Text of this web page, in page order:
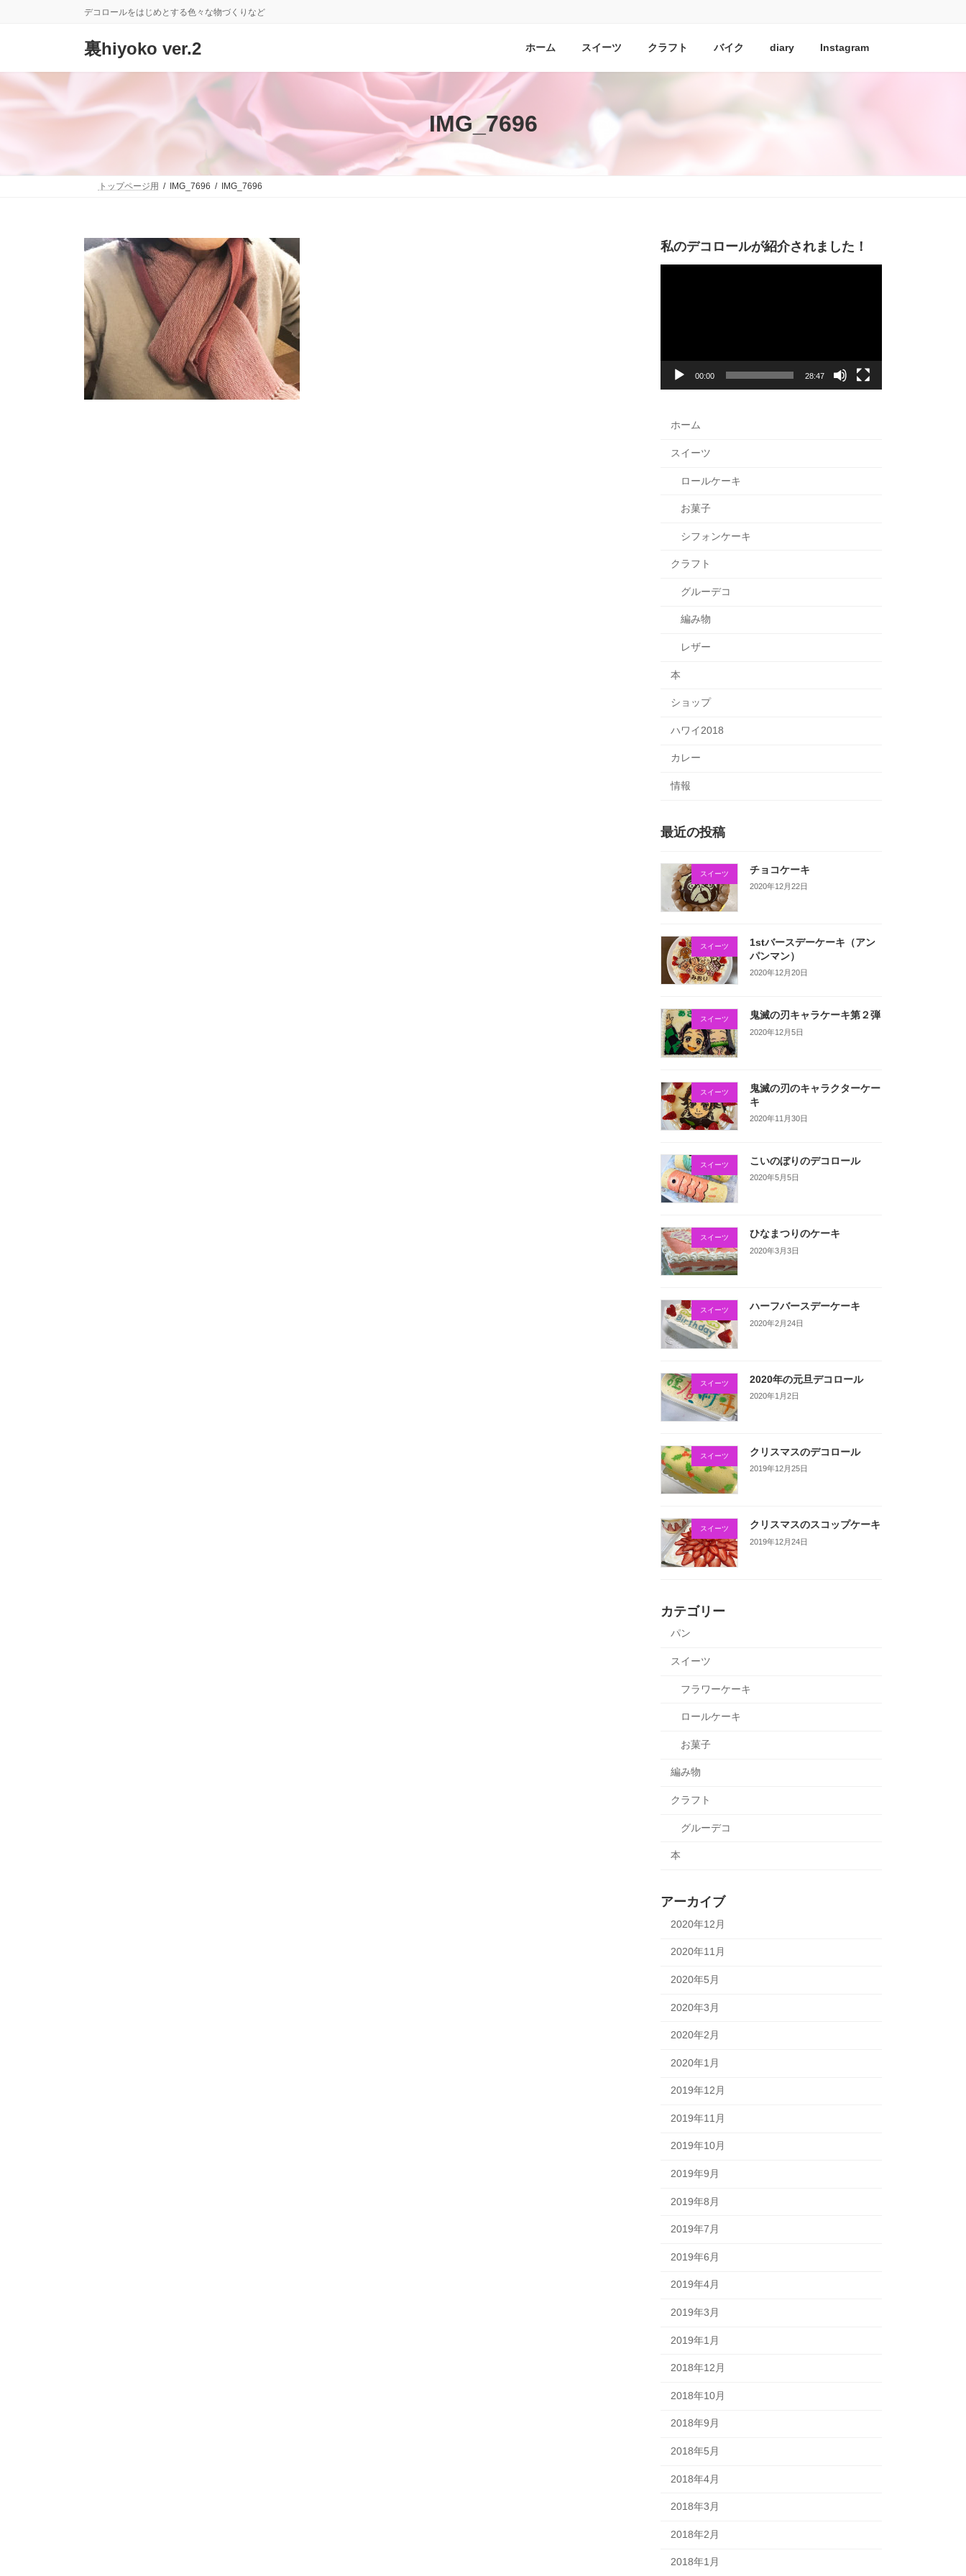
へ
ス
ョ
ン
デコロールをはじめとする色々な物づくりなど
裏hiyoko ver.2 ホーム スイーツ クラフト バイク diary Instagram
IMG_7696
トップページ用 IMG_7696 IMG_7696
私のデコロールが紹介されました！
ー
00:00 28:47
ホーム
スイーツ
ロールケーキ
お菓子
シフォンケーキ
クラフト
グルーデコ
編み物
レザー
本
ショップ
ハワイ2018
カレー
情報
最近の投稿
スイーツ チョコケーキ
2020年12月22日
スイーツ
1stバースデーケーキ（アン
パンマン）
2020年12月20日
スイーツ 鬼滅の刃キャラケーキ第２弾
2020年12月5日
スイーツ
鬼滅の刃のキャラクターケー
キ
2020年11月30日
スイーツ こいのぼりのデコロール
2020年5月5日
スイーツ ひなまつりのケーキ
2020年3月3日
スイーツ ハーフバースデーケーキ
2020年2月24日
スイーツ 2020年の元旦デコロール
2020年1月2日
スイーツ クリスマスのデコロール
2019年12月25日
スイーツ クリスマスのスコップケーキ
2019年12月24日
カテゴリー
パン
スイーツ
フラワーケーキ
ロールケーキ
お菓子
編み物
クラフト
グルーデコ
本
アーカイブ
2020年12月
2020年11月
2020年5月
2020年3月
2020年2月
2020年1月
2019年12月
2019年11月
2019年10月
2019年9月
2019年8月
2019年7月
2019年6月
2019年4月
2019年3月
2019年1月
2018年12月
2018年10月
2018年9月
2018年5月
2018年4月
2018年3月
2018年2月
2018年1月